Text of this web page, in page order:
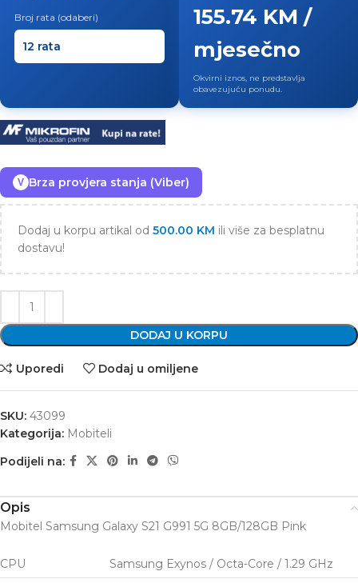
Broj rata (odaberi)
155.74 KM /
mjesečno
Okvirni iznos, ne predstavlja
obavezujuću ponudu.
V Brza provjera stanja (Viber)
Dodaj u korpu artikal od 500.00 KM ili više za besplatnu
dostavu!
DODAJ U KORPU
Uporedi Dodaj u omiljene
SKU: 43099
Kategorija: Mobiteli
Podijeli na:
Opis
Mobitel Samsung Galaxy S21 G991 5G 8GB/128GB Pink
CPU
Samsung Exynos / Octa-Core / 1.29 GHz